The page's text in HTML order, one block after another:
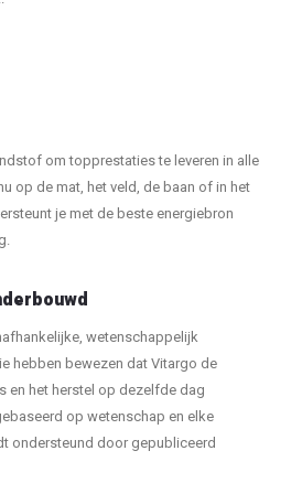
om topprestaties te leveren in alle
op de mat, het veld, de baan of in het
je met de beste energiebron
wetenschappelijk
hebben bewezen dat Vitargo de
en het herstel op dezelfde dag
op wetenschap en elke
ondersteund door gepubliceerd